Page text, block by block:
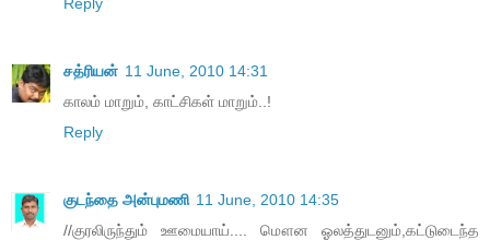
சத்ரியன் 11 June, 2010 14:31
காலம் மாறும், காட்சிகள் மாறும்..!
Reply
குடந்தை அன்புமணி 11 June, 2010 14:35
//குரலிருந்தும் ஊமையாய்.... மௌன ஓலத்துடனும்,கட்டுடைந்த